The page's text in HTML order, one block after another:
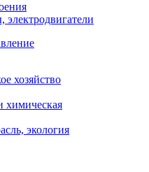
хозяйство
химическая
экология